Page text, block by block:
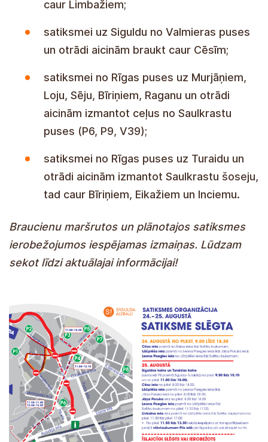
caur Limbažiem;
satiksmei uz Siguldu no Valmieras puses
un otrādi aicinām braukt caur Cēsīm;
satiksmei no Rīgas puses uz Murjāņiem,
Loju, Sēju, Bīriņiem, Raganu un otrādi
aicinām izmantot ceļus no Saulkrastu
puses (P6, P9, V39);
satiksmei no Rīgas puses uz Turaidu un
otrādi aicinām izmantot Saulkrastu šoseju,
tad caur Bīriņiem, Eikažiem un Inciemu.
Braucienu maršrutos un plānotajos satiksmes
ierobežojumos iespējamas izmaiņas. Lūdzam
sekot līdzi aktuālajai informācijai!